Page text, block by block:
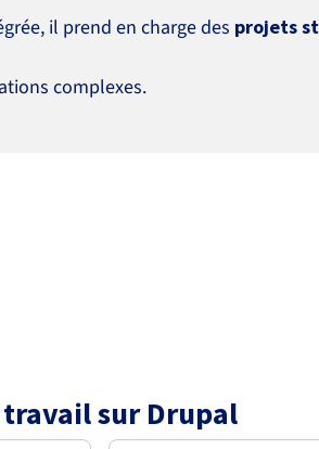
il prend en charge des projets
complexes.
sur Drupal